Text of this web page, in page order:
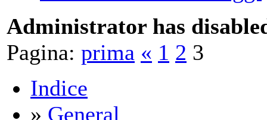
Administrator has
Pagina: prima « 1 2 3
Indice
» General